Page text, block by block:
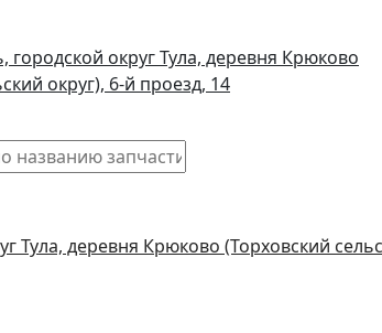
городской округ Тула, деревня Крюково
округ), 6-й проезд, 14
Тула, деревня Крюково (Торховский